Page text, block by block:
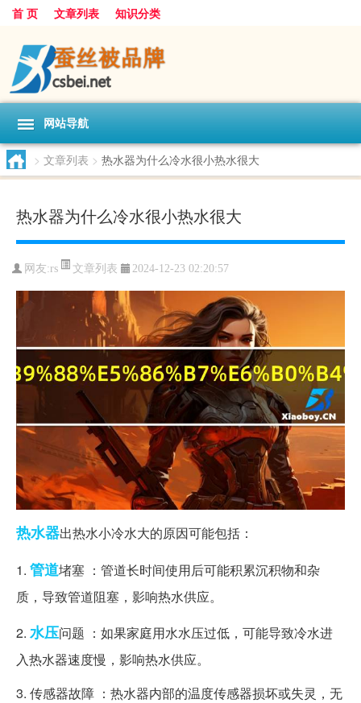
首 页 文章列表 知识分类
网站导航
> 文章列表 > 热水器为什么冷水很小热水很大
热水器为什么冷水很小热水很大
网友:rs 文章列表 2024-12-23 02:20:57
热水器出热水小冷水大的原因可能包括：
1. 管道堵塞 ：管道长时间使用后可能积累沉积物和杂
质，导致管道阻塞，影响热水供应。
2. 水压问题 ：如果家庭用水水压过低，可能导致冷水进
入热水器速度慢，影响热水供应。
3. 传感器故障 ：热水器内部的温度传感器损坏或失灵，无